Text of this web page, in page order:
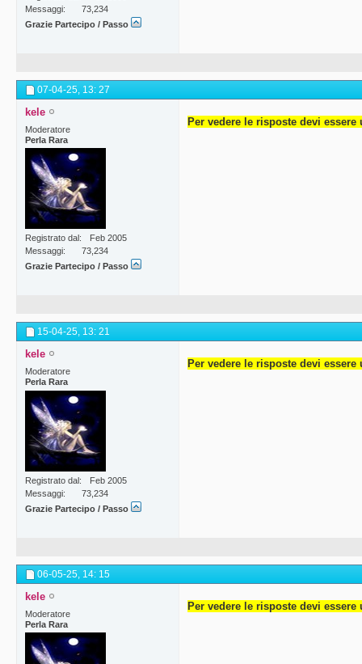
Messaggi
73,234
Grazie Partecipo / Passo
07-04-25, 13: 27
kele
Moderatore
Perla Rara
Registrato dal
Feb 2005
Messaggi
73,234
Grazie Partecipo / Passo
Per vedere le risposte devi
15-04-25, 13: 21
kele
Moderatore
Perla Rara
Registrato dal
Feb 2005
Messaggi
73,234
Grazie Partecipo / Passo
Per vedere le risposte devi
06-05-25, 14: 15
kele
Moderatore
Perla Rara
Per vedere le risposte devi essere